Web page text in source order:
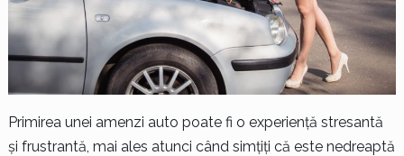
Primirea unei amenzi auto poate fi o experiență stresantă
și frustrantă, mai ales atunci când simțiți că este nedreaptă